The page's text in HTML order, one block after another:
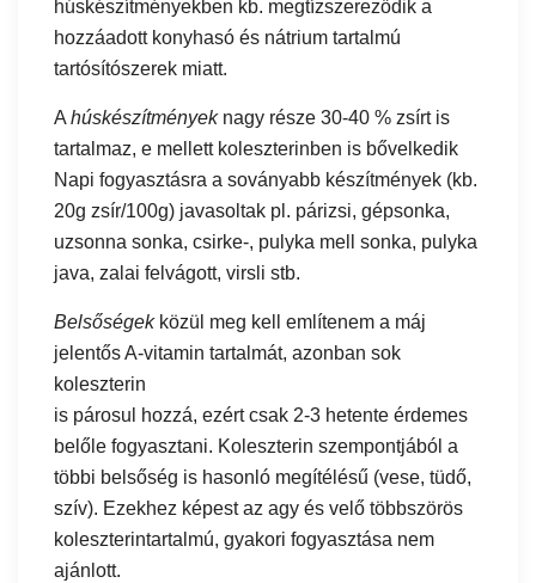
húskészítményekben kb. megtízszereződik a
hozzáadott konyhasó és nátrium tartalmú
tartósítószerek miatt.
A húskészítményeknagy része 30-40 % zsírt is
tartalmaz, e mellett koleszterinben is bővelkedik
Napi fogyasztásra a soványabb készítmények (kb.
20g zsír/100g) javasoltak pl. párizsi, gépsonka,
uzsonna sonka, csirke-, pulyka mell sonka, pulyka
java, zalai felvágott, virsli stb.
Belsőségekközül meg kell említenem a máj
jelentős A-vitamin tartalmát, azonban sok
koleszterin
is párosul hozzá, ezért csak 2-3 hetente érdemes
belőle fogyasztani. Koleszterin szempontjából a
többi belsőség is hasonló megítélésű (vese, tüdő,
szív). Ezekhez képest az agy és velő többszörös
koleszterintartalmú, gyakori fogyasztása nem
ajánlott.